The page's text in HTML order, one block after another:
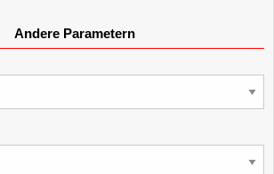
Andere Parametern